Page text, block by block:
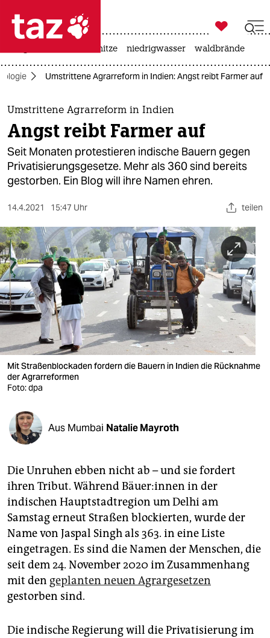
 taz zahl ich
taz zahl ich
themen
politik
öko
gesellschaft
sport
berlin
nord
wahrheit
verlag
verlag
shop
fragen & hilfe
unterstützen
abo
genossenschaft
epaper login

taz zahl ich
hitze niedrigwasser waldbrände
Umstrittene Agrarreform in Indien: Angst reibt Farmer auf
Umstrittene Agrarreform in Indien
Angst reibt Farmer auf
Seit Monaten protestieren indische Bauern gegen
Privatisierungsgesetze. Mehr als 360 sind bereits
gestorben. Ein Blog will ihre Namen ehren.
14.4.2021 15:47 Uhr teilen
Mit Straßenblockaden fordern die Bauern in Indien die Rücknahme
der Agrarreformen
Foto: dpa
Aus Mumbai Natalie Mayroth
Die Unruhen ebben nicht ab – und sie fordert
ihren Tribut. Während Bäue­r:in­nen in der
indischen Hauptstadtregion um Delhi am
Samstag erneut Straßen blockierten, wurde der
Name von Jaspal Singh als 363. in eine Liste
eingetragen. Es sind die Namen der Menschen, die
seit dem 24. November 2020 im Zusammenhang
mit den geplanten neuen Agrargesetzen
gestorben sind.
Die indische Regierung will die Privatisierung im